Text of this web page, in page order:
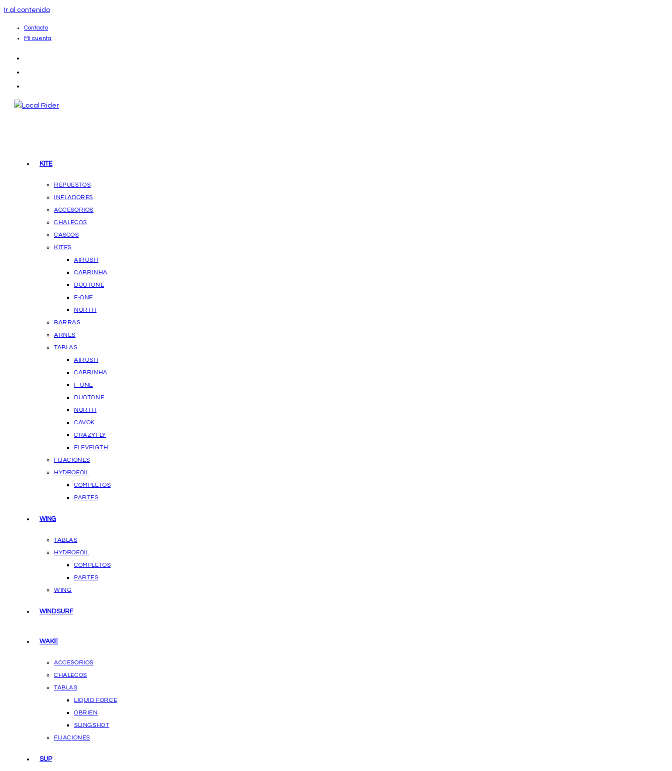
Ir al contenido
Contacto
Mi cuenta
KITE
REPUESTOS
INFLADORES
ACCESORIOS
CHALECOS
CASCOS
KITES
AIRUSH
CABRINHA
DUOTONE
F-ONE
NORTH
BARRAS
ARNES
TABLAS
AIRUSH
CABRINHA
F-ONE
DUOTONE
NORTH
CAVOK
CRAZYFLY
ELEVEIGTH
FIJACIONES
HYDROFOIL
COMPLETOS
PARTES
WING
TABLAS
HYDROFOIL
COMPLETOS
PARTES
WING
WINDSURF
WAKE
ACCESORIOS
CHALECOS
TABLAS
LIQUID FORCE
OBRIEN
SLINGSHOT
FIJACIONES
SUP